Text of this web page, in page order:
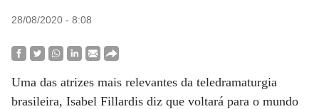
28/08/2020 - 8:08
Uma das atrizes mais relevantes da teledramaturgia
brasileira, Isabel Fillardis diz que voltará para o mundo